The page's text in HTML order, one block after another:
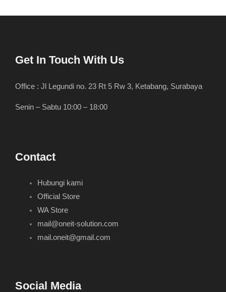
Get In Touch With Us
Office : Jl Legundi no. 23 Rt 5 Rw 3, Ketabang, Surabaya
Senin – Sabtu 10:00 – 18:00
Contact
Hubungi kami
Official Store
WA Store
mail@oneit-solution.com
mail.oneit@gmail.com
Social Media